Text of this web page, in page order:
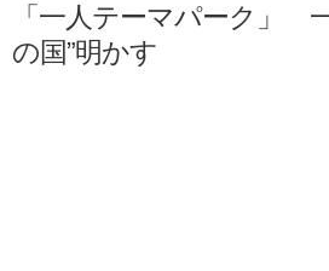
「一人テーマパーク」
の国”明かす